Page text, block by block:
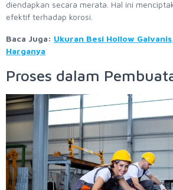
diendapkan secara merata. Hal ini
efektif terhadap korosi.
Baca Juga: Ukuran Besi Hollow
Harganya
Proses dalam